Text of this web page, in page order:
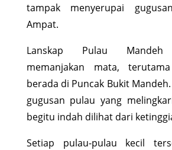
tampak menyerupai
Ampat.
Lanskap Pulau Mandeh
memanjakan mata,
berada di Puncak Bukit
gugusan pulau yang
begitu indah dilihat dari
Setiap pulau-pulau kecil